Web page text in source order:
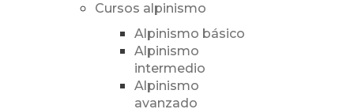
Cursos alpinismo
Alpinismo básico
Alpinismo
intermedio
Alpinismo
avanzado